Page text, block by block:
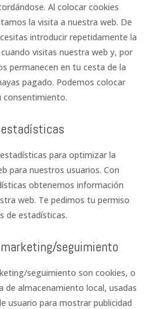
Al colocar cookies
la visita a nuestra web. De
introducir repetidamente la
visitas nuestra web y, por
permanecen en tu cesta de la
pagado. Podemos colocar
consentimiento.
para optimizar la
para nuestros usuarios. Con
obtenemos información
web. Te pedimos tu permiso
de estadísticas.
seguimiento
seguimiento son cookies, o
de almacenamiento local, usadas
usuario para mostrar publicidad